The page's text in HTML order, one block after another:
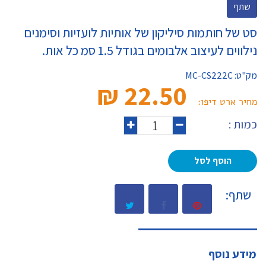
שתף
סט של חותמות סיליקון של אותיות לועזיות וסימנים
נילווים לעיצוב אלבומים בגודל 1.5 סמ כל אות.
מק"ט:MC-CS222C
מחיר ארט דיפו: 22.50 ₪‎
כמות :
הוסף לסל
שתף:
מידע נוסף